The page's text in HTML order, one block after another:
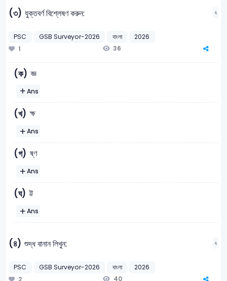
(৩) যুক্তবর্ণ বিশ্লেষণ করুন: ২
PSC GSB Surveyor-2026 বাংলা
2026
1
36
(ক) জ্ঞ
Ans
(খ) ক্ষ
Ans
(গ) ষ্ণ
Ans
(ঘ) ট্ট
Ans
(৪) শুদ্ধ বানান লিখুন: ২
PSC GSB Surveyor-2026 বাংলা
2026
40